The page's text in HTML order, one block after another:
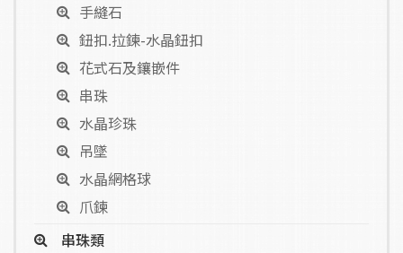
手縫石
鈕扣.拉鍊-水晶鈕扣
花式石及鑲嵌件
串珠
水晶珍珠
吊墜
水晶網格球
爪鍊
串珠類